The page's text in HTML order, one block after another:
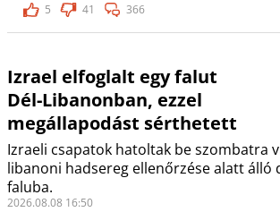
5
41 366
Izrael elfoglalt egy falut
Dél-Libanonban, ezzel
megállapodást sérthetett
Izraeli csapatok hatoltak be szombatra
libanoni hadsereg ellenőrzése alatt álló
faluba.
2026.08.08 16:50